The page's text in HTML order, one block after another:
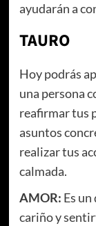
ayudarán a
TAURO
Hoy podrás
una persona
reafirmar tus
asuntos
realizar tus
calmada.
AMOR: Es
cariño y